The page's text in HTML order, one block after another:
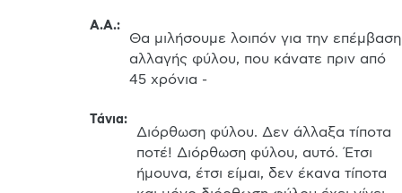
Α.Α.:
Θα μιλήσουμε λοιπόν για την επέμβαση
αλλαγής φύλου, που κάνατε πριν από
45 χρόνια -
Τάνια:
Διόρθωση φύλου. Δεν άλλαξα τίποτα
ποτέ! Διόρθωση φύλου, αυτό. Έτσι
ήμουνα, έτσι είμαι, δεν έκανα τίποτα